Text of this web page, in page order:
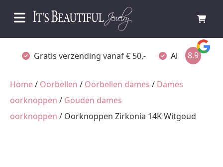
Gratis verzending vanaf € 50,- Altijd verpakt
8.9
Home/ Oorbellen / Oorbellen dames / Dames
oorknoppen / Gouden dames
oorknoppen / Oorknoppen Zirkonia 14K Witgoud